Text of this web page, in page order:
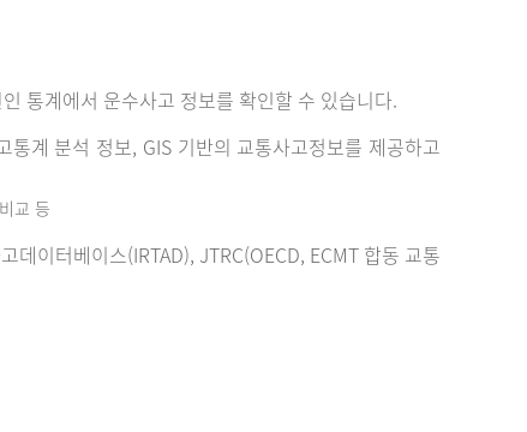
통계에서 운수사고 정보를 확인할 수 있습니다.
계 분석 정보, GIS 기반의 교통사고정보를 제공하고
교 등
이터베이스(IRTAD), JTRC(OECD, ECMT 합동 교통